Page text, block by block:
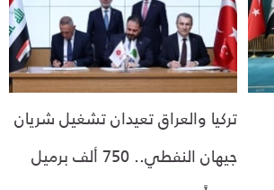
تركيا والعراق تعيدان تشغيل شريان
جيهان النفطي.. 750 ألف برميل